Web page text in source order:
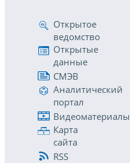
Открытое
ведомство
Открытые
данные
СМЭВ
Аналитический
портал
Видеоматериалы
Карта
сайта
RSS